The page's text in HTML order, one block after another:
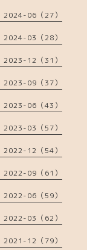
2024-06（27）
2024-03（28）
2023-12（31）
2023-09（37）
2023-06（43）
2023-03（57）
2022-12（54）
2022-09（61）
2022-06（59）
2022-03（62）
2021-12（79）